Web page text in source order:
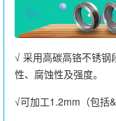
√ 采用高碳高铬不锈钢
性、腐蚀性及强度。
√可加工1.2mm（包括